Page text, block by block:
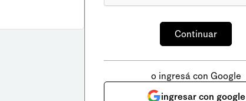
o ingresá con Google
ingresar con google